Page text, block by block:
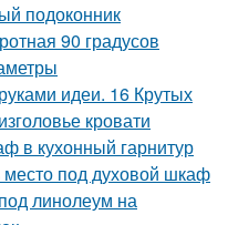
подоконник
90 градусов
идеи. 16 Крутых
кровати
в кухонный гарнитур
место под духовой шкаф
линолеум на